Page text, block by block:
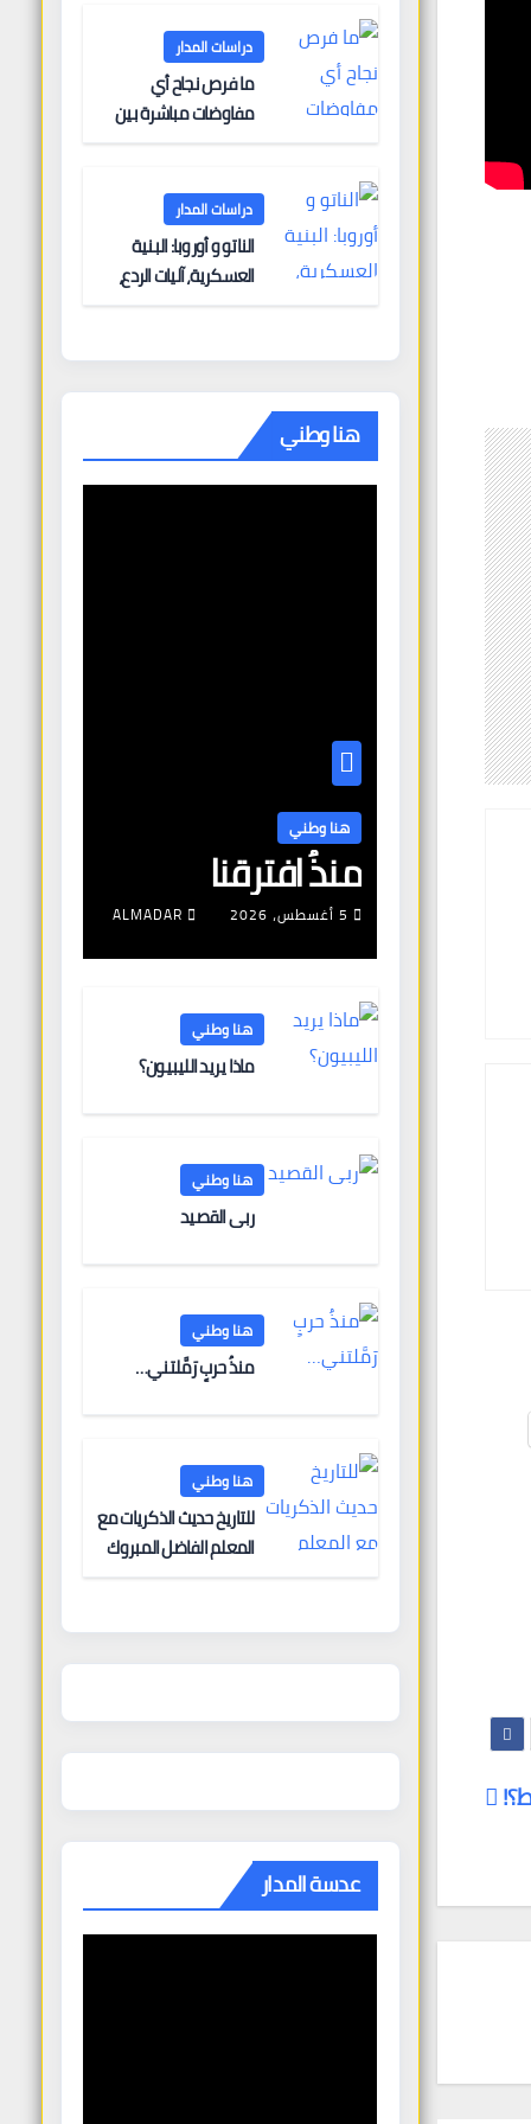
دراسات المدار
ما فرص نجاح أي
مفاوضات مباشرة بين
دراسات المدار
الناتو و أوروبا: البنية
العسكرية، آليات الردع،
هنا وطني
هنا وطني
منذُ افترقنا
5 أغسطس، 2026 ALMADAR
هنا وطني
ماذا يريد الليبيون؟
هنا وطني
ربى القصيد
هنا وطني
منذُ حربٍ رَمَّلتني…
هنا وطني
للتاريخ حديث الذكريات مع
المعلم الفاضل المبروك
عدسة المدار